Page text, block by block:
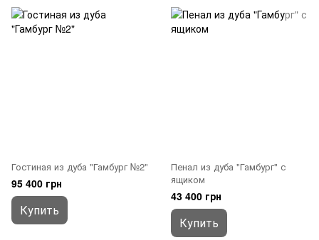
Гостиная из дуба "Гамбург №2"
95 400 грн
Купить
Пенал из дуба "Гамбург" с
ящиком
43 400 грн
Купить